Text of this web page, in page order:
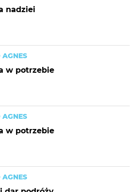
nadziei
AGNES
w potrzebie
AGNES
w potrzebie
AGNES